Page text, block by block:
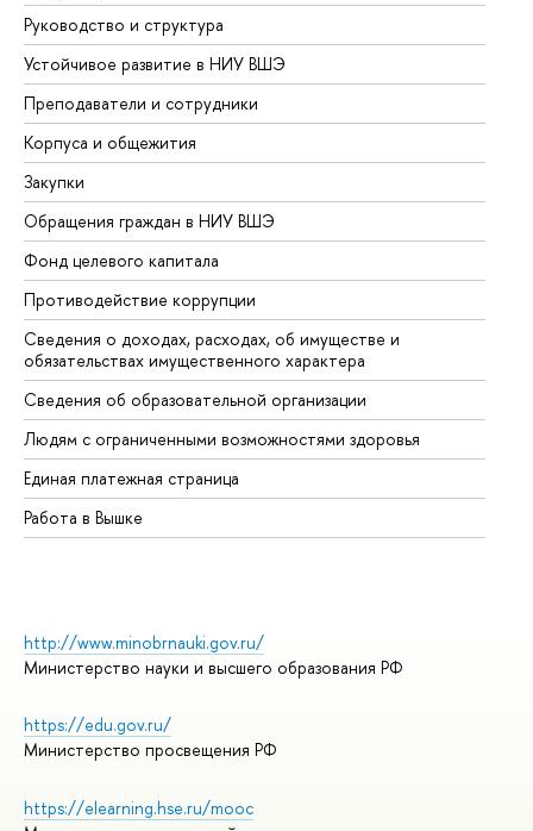
Руководство и структура
Устойчивое развитие в НИУ ВШЭ
Преподаватели и сотрудники
Корпуса и общежития
Закупки
Обращения граждан в НИУ ВШЭ
Фонд целевого капитала
Противодействие коррупции
Сведения о доходах, расходах, об имуществе и
обязательствах имущественного характера
Сведения об образовательной организации
Людям с ограниченными возможностями здоровья
Единая платежная страница
Работа в Вышке
http://www.minobrnauki.gov.ru/
Министерство науки и высшего образования РФ
https://edu.gov.ru/
Министерство просвещения РФ
https://elearning.hse.ru/mooc